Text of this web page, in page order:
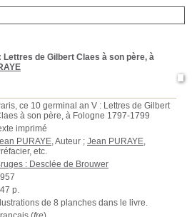
: Lettres de Gilbert Claes à son père, à
ce 10 germinal an V : Lettres de Gilbert
à son père, à Fologne 1797-1799
imprimé
PURAYE, Auteur ; Jean PURAYE,
etc.
: Desclée de Brouwer
p.
Illustrations de 8 planches dans le livre.